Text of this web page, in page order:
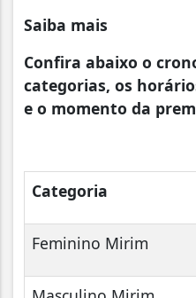
Saiba mais
Confira abaixo o
categorias, os
e o momento da
Categoria
Feminino Mirim